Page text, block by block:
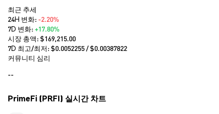
최근 추세
24H 변화: -2.20%
7D 변화:+17.80%
시장 총액:$169,215.00
7D 최고/최저: $0.0052255/ $0.00387822
커뮤니티 심리
--
PrimeFi (PRFI) 실시간 차트